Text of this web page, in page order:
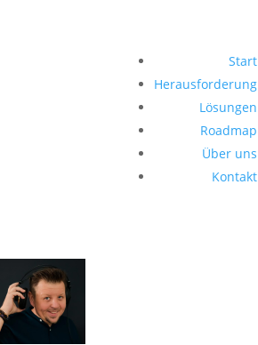
Start
Herausforderung
Lösungen
Roadmap
Über uns
Kontakt